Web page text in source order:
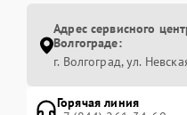
Адрес сервисного
Волгограде:
г. Волгоград, ул.
Горячая линия